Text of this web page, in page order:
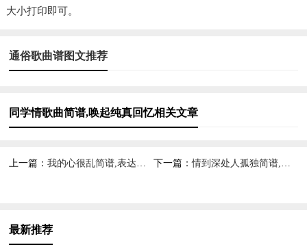
大小打印即可。
通俗歌曲谱图文推荐
同学情歌曲简谱,唤起纯真回忆相关文章
上一篇：我的心很乱简谱,表达内心迷茫 下一篇：情到深处人孤独简谱,尽显孤独深情
最新推荐